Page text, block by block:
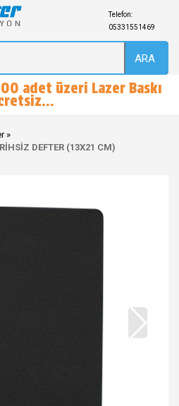
Telefon:
05331551469
ARA
adet üzeri Lazer Baskı
DEFTER (13X21 CM)